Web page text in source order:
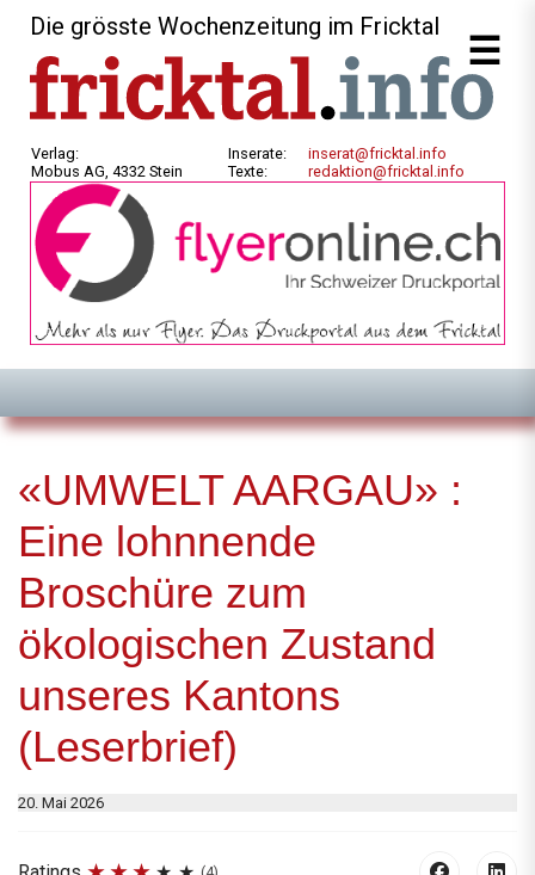
Die grösste Wochenzeitung im Fricktal
Verlag:
Mobus AG, 4332 Stein
Inserate:
Texte:
inserat@fricktal.info
redaktion@fricktal.info
«UMWELT AARGAU» :
Eine lohnnende
Broschüre zum
ökologischen Zustand
unseres Kantons
(Leserbrief)
20. Mai 2026